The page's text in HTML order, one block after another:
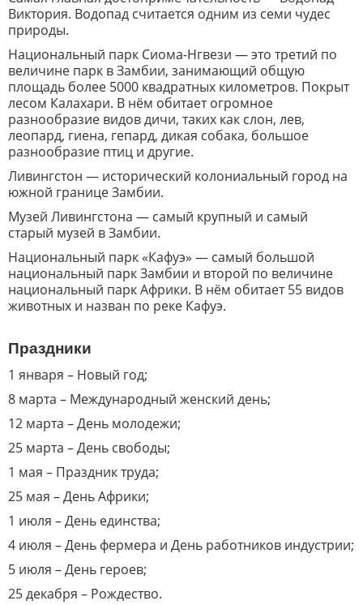
Виктория. Водопад считается одним из семи чудес
природы.
Национальный парк Сиома-Нгвези — это третий по
величине парк в Замбии, занимающий общую
площадь более 5000 квадратных километров. Покрыт
лесом Калахари. В нём обитает огромное
разнообразие видов дичи, таких как слон, лев,
леопард, гиена, гепард, дикая собака, большое
разнообразие птиц и другие.
Ливингстон — исторический колониальный город на
южной границе Замбии.
Музей Ливингстона — самый крупный и самый
старый музей в Замбии.
Национальный парк «Кафуэ» — самый большой
национальный парк Замбии и второй по величине
национальный парк Африки. В нём обитает 55 видов
животных и назван по реке Кафуэ.
Праздники
1 января – Новый год;
8 марта – Международный женский день;
12 марта – День молодежи;
25 марта – День свободы;
1 мая – Праздник труда;
25 мая – День Африки;
1 июля – День единства;
4 июля – День фермера и День работников индустрии;
5 июля – День героев;
25 декабря – Рождество.